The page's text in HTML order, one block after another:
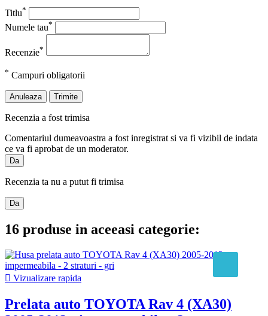
Titlu*
Numele tau*
Recenzie*
* Campuri obligatorii
Anuleaza Trimite
Recenzia a fost trimisa
Comentariul dumeavoastra a fost inregistrat si va fi vizibil de indata
ce va fi aprobat de un moderator.
Da
Recenzia ta nu a putut fi trimisa
Da
16 produse in aceeasi categorie:
 Vizualizare rapida
Prelata auto TOYOTA Rav 4 (XA30)